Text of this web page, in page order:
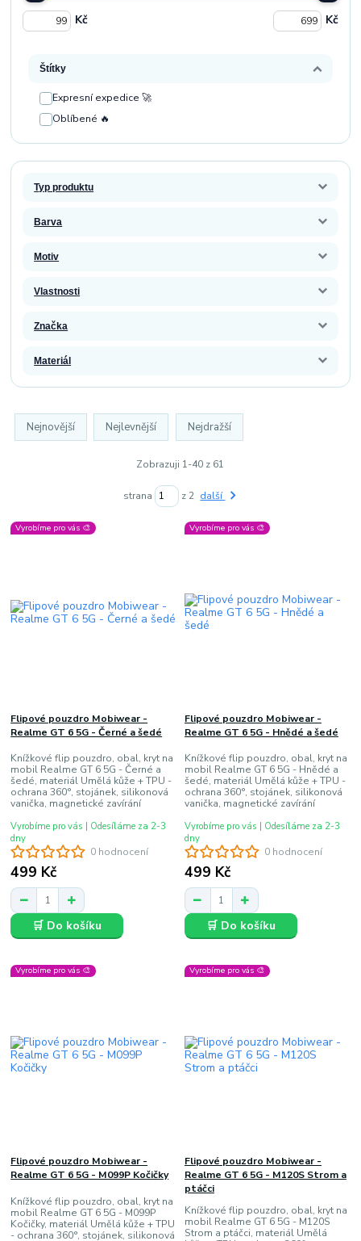
Kč Kč
Štítky
Expresní expedice 🚀
Oblíbené 🔥
Typ produktu
Barva
Motiv
Vlastnosti
Značka
Materiál
Nejnovější Nejlevnější Nejdražší
Zobrazuji 1-40 z 61
strana z 2 další
Vyrobíme pro vás 🎨
0 hodnocení
Flipové pouzdro Mobiwear -
Realme GT 6 5G - Černé a šedé
Knížkové flip pouzdro, obal, kryt na
mobil Realme GT 6 5G - Černé a
šedé, materiál Umělá kůže + TPU -
ochrana 360°, stojánek, silikonová
vanička, magnetické zavírání
499 Kč
Vyrobíme pro vás | Odesíláme za 2-3
dny
🛒 Do košíku
Vyrobíme pro vás 🎨
0 hodnocení
Flipové pouzdro Mobiwear -
Realme GT 6 5G - Hnědé a šedé
Knížkové flip pouzdro, obal, kryt na
mobil Realme GT 6 5G - Hnědé a
šedé, materiál Umělá kůže + TPU -
ochrana 360°, stojánek, silikonová
vanička, magnetické zavírání
499 Kč
Vyrobíme pro vás | Odesíláme za 2-3
dny
🛒 Do košíku
Vyrobíme pro vás 🎨
Flipové pouzdro Mobiwear -
Realme GT 6 5G - M099P Kočičky
Knížkové flip pouzdro, obal, kryt na
mobil Realme GT 6 5G - M099P
Kočičky, materiál Umělá kůže + TPU
- ochrana 360°, stojánek, silikonová
Vyrobíme pro vás 🎨
Flipové pouzdro Mobiwear -
Realme GT 6 5G - M120S Strom a
ptáčci
Knížkové flip pouzdro, obal, kryt na
mobil Realme GT 6 5G - M120S
Strom a ptáčci, materiál Umělá